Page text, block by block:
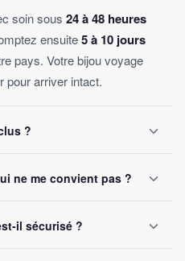
soin sous 24 à 48 heures
ensuite5 à 10 jours
pays. Votre bijou voyage
pour arriver intact.
?
Votre bijou part sous 24 à
ne me convient pas ?
garanti, sans
il sécurisé ?